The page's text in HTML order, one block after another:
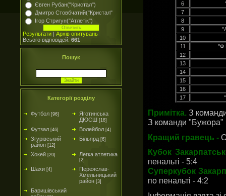
Євген Рубан("Кристал")
Дмитро Стовбчатий("Кристал"
Ігор Стригун("Атлетік")
Результати | Архів опитувань
Всього відповідей: 661
Пошук
Категорії розділу
Футбол [96]
Яготинська
ДЮСШ [18]
Футзал [46] Волейбол [4]
Згурівський
район [12]
Більярд [6]
Хокей [20] Легка атлетика
[2]
Шахи [4]
Переяслав-
Хмельницький
район [3]
Баришівський
6
7
8
9
10
11
12
13
14
15
16
17
Примітка. З
З команди "Бужора"
Кращий гравець -
Кубок
пенальті - 5:4
Суперкубок
по пенальті - 4:2